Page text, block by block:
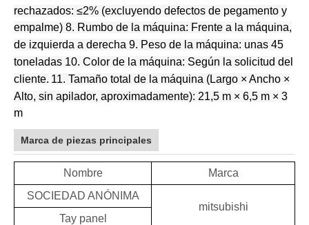
rechazados: ≤2% (excluyendo defectos de pegamento y
empalme) 8. Rumbo de la máquina: Frente a la máquina,
de izquierda a derecha 9. Peso de la máquina: unas 45
toneladas 10. Color de la máquina: Según la solicitud del
cliente. 11. Tamaño total de la máquina (Largo × Ancho ×
Alto, sin apilador, aproximadamente): 21,5 m × 6,5 m × 3
m
Marca de piezas principales
Nombre
Marca
SOCIEDAD ANÓNIMA
mitsubishi
Tay panel